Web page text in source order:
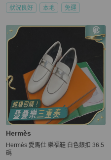
狀況良好 本地 免運
Hermès
Hermès 愛馬仕 樂福鞋 白色銀扣 36.5
碼